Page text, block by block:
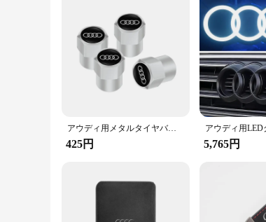
アウディ用メタルタイヤバルブカバー,モデルA3, A4,a6,a5,q5,A1,q7,q3,q2,q8,a7,a8,a7,a8用アクセサリーtt、s1、4個
425円 5,765円